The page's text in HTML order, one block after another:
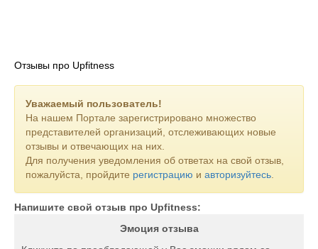
Отзывы про Upfitness
Уважаемый пользователь!
На нашем Портале зарегистрировано множество
представителей организаций, отслеживающих новые
отзывы и отвечающих на них.
Для получения уведомления об ответах на свой отзыв,
пожалуйста, пройдите регистрацию и авторизуйтесь
Напишите свой отзыв про Upfitness:
Эмоция отзыва